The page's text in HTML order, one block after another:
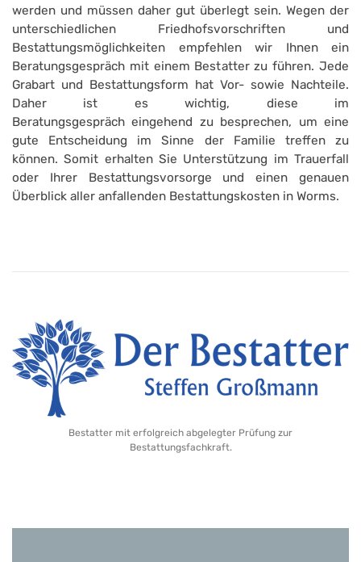
werden und müssen daher gut überlegt sein. Wegen der
unterschiedlichen Friedhofsvorschriften und
Bestattungsmöglichkeiten empfehlen wir Ihnen ein
Beratungsgespräch mit einem Bestatter zu führen. Jede
Grabart und Bestattungsform hat Vor- sowie Nachteile.
Daher ist es wichtig, diese im
Beratungsgespräch eingehend zu besprechen, um eine
gute Entscheidung im Sinne der Familie treffen zu
können. Somit erhalten Sie Unterstützung im Trauerfall
oder Ihrer Bestattungsvorsorge und einen genauen
Überblick aller anfallenden Bestattungskosten in Worms.
Bestatter mit erfolgreich abgelegter Prüfung zur
Bestattungsfachkraft.